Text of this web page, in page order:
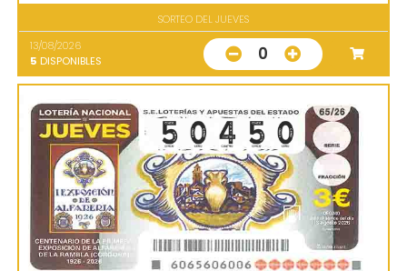
SORTEO DEL JUEVES
13/08/2026
5 DISPONIBLES 0